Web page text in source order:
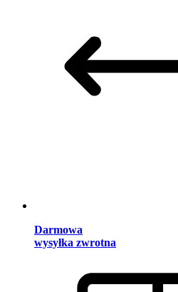
Darmowa
wysyłka zwrotna